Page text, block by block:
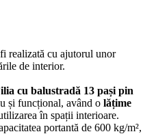
realizată cu ajutorul unor
de interior.
cu balustradă 13 pași pin
și funcțional, având o lățime
în spații interioare.
portantă de 600 kg/m²,